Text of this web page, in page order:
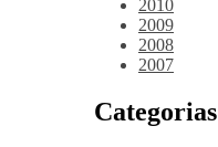
2010
2009
2008
2007
Categorias